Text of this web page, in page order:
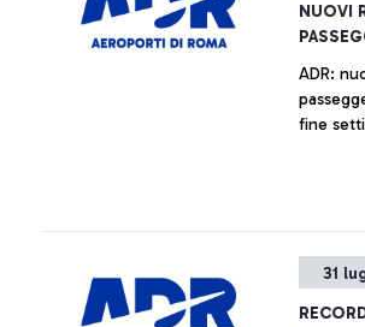
NUOVI
ADR:
fine
31